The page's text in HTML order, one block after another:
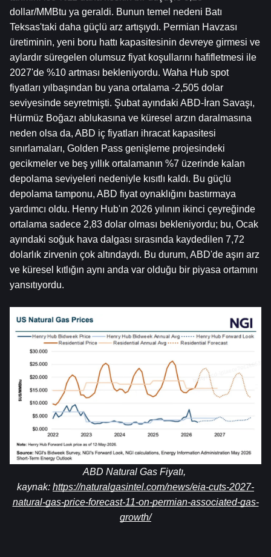
dollar/MMBtu ya geraldi. Bunun temel nedeni Batı
Teksas'taki daha güçlü arz artışıydı. Permian Havzası
üretiminin, yeni boru hattı kapasitesinin devreye girmesi ve
aylardır süregelen olumsuz fiyat koşullarını hafifletmesi ile
2027'de %10 artması bekleniyordu. Waha Hub spot
fiyatları yılbaşından bu yana ortalama -2,505 dolar
seviyesinde seyretmişti. Şubat ayındaki ABD-İran Savaşı,
Hürmüz Boğazı ablukasına ve küresel arzın daralmasına
neden olsa da, ABD iç fiyatları ihracat kapasitesi
sınırlamaları, Golden Pass genişleme projesindeki
gecikmeler ve beş yıllık ortalamanın %7 üzerinde kalan
depolama seviyeleri nedeniyle kısıtlı kaldı. Bu güçlü
depolama tamponu, ABD fiyat oynaklığını bastırmaya
yardımcı oldu. Henry Hub'ın 2026 yılının ikinci çeyreğinde
ortalama sadece 2,83 dolar olması bekleniyordu; bu, Ocak
ayındaki soğuk hava dalgası sırasında kaydedilen 7,72
dolarlık zirvenin çok altındaydı. Bu durum, ABD'de aşırı arz
ve küresel kıtlığın aynı anda var olduğu bir piyasa ortamını
yansıtıyordu.
ABD Natural Gas Fiyatı,
kaynak: https://naturalgasintel.com/news/eia-cuts-2027-
natural-gas-price-forecast-11-on-permian-associated-gas-
growth/